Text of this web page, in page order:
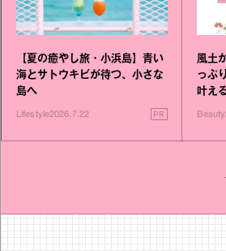
【夏の癒やし旅・小浜島】青い
海とサトウキビが待つ、小さな
島へ
Lifestyle2026.7.22 PR
風土
っぷ
叶え
Beauty